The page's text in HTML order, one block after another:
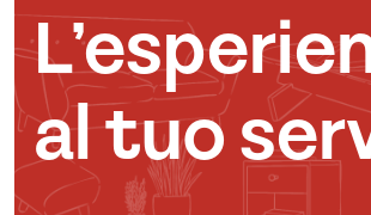
al tuo